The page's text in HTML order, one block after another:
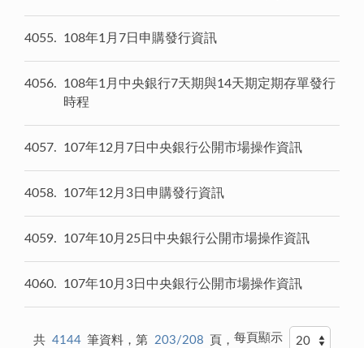
4055 108年1月7日申購發行資訊
4056
108年1月中央銀行7天期與14天期定期存單發行
時程
4057 107年12月7日中央銀行公開市場操作資訊
4058 107年12月3日申購發行資訊
4059 107年10月25日中央銀行公開市場操作資訊
4060 107年10月3日中央銀行公開市場操作資訊
共 4144 筆資料，第 203/208 頁， 每頁顯示